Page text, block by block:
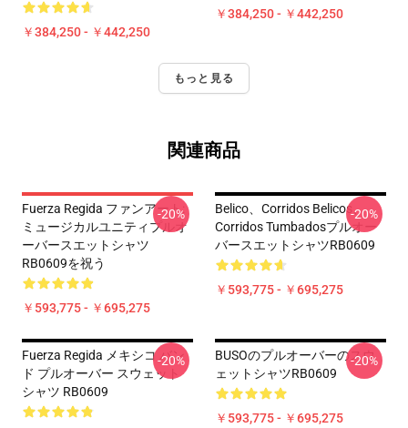
￥384,250 - ￥442,250
￥384,250 - ￥442,250
もっと見る
関連商品
Fuerza Regida ファンアート:
ミュージカルユニティプルオ
ーバースエットシャツ
RB0609を祝う
￥593,775 - ￥695,275
-20%
Belico、Corridos Belicos、
Corridos Tumbadosプルオー
バースエットシャツRB0609
￥593,775 - ￥695,275
-20%
Fuerza Regida メキシコ バン
ド プルオーバー スウェット
シャツ RB0609
-20%
BUSOのプルオーバーのスウ
ェットシャツRB0609
￥593,775 - ￥695,275
-20%